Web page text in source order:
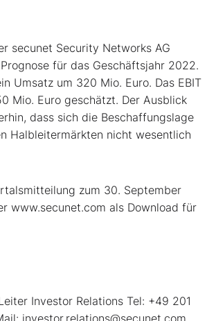
secunet Security Networks AG
für das Geschäftsjahr 2022.
Umsatz um 320 Mio. Euro. Das EBIT
Mio. Euro geschätzt. Der Ausblick
dass sich die Beschaffungslage
Halbleitermärkten nicht wesentlich
zum 30. September
www.secunet.com als Download für
Investor Relations Tel: +49 201
investor.relations@secunet.com